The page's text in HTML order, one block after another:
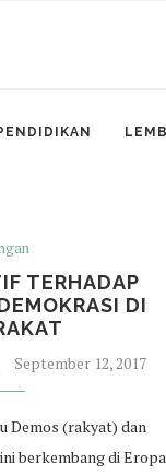
TERHADAP
DI
September 12, 2017
Demos (rakyat) dan
berkembang di